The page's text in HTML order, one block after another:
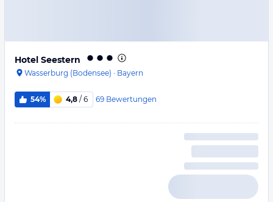
Hotel Seestern
Wasserburg (Bodensee) · Bayern
54% 4,8 / 6 69 Bewertungen